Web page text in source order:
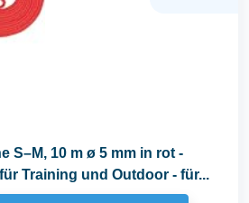
S–M, 10 m ø 5 mm in rot -
Training und Outdoor - für...